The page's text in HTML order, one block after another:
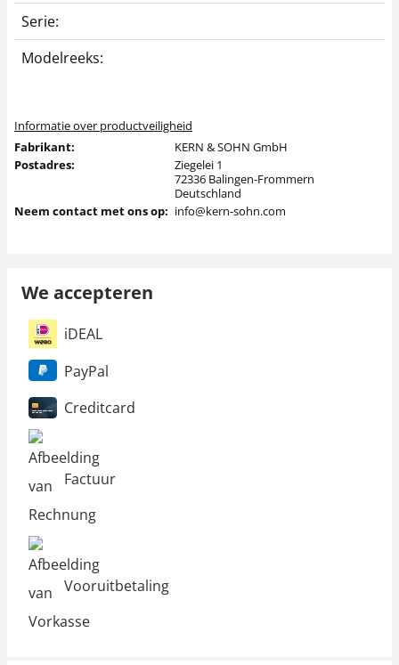
Serie:
Modelreeks:
Informatie over productveiligheid
Fabrikant:
KERN & SOHN GmbH
Postadres:
Ziegelei 1
72336 Balingen-Frommern
Deutschland
Neem contact met ons op: info@kern-sohn.com
We accepteren
iDEAL
PayPal
Creditcard
Factuur
Vooruitbetaling